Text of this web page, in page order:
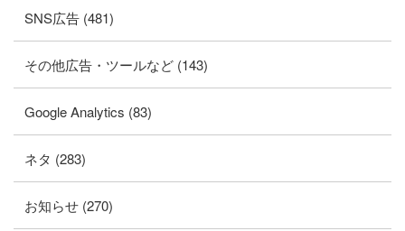
SNS広告 (481)
その他広告・ツールなど (143)
Google Analytics (83)
ネタ (283)
お知らせ (270)